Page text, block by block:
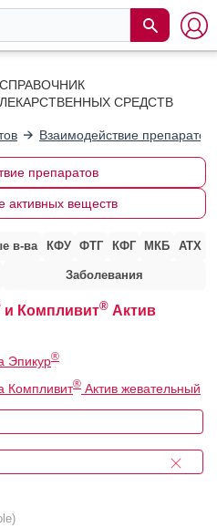
СПРАВОЧНИК
ЛЕКАРСТВЕННЫХ СРЕДСТВ
Взаимодействие препаратов
препаратов
активных веществ
в-ва КФУ ФТГ КФГ МКБ АТХ
Заболевания
и Компливит® Актив
Эпикур®
Компливит® Актив жевательный